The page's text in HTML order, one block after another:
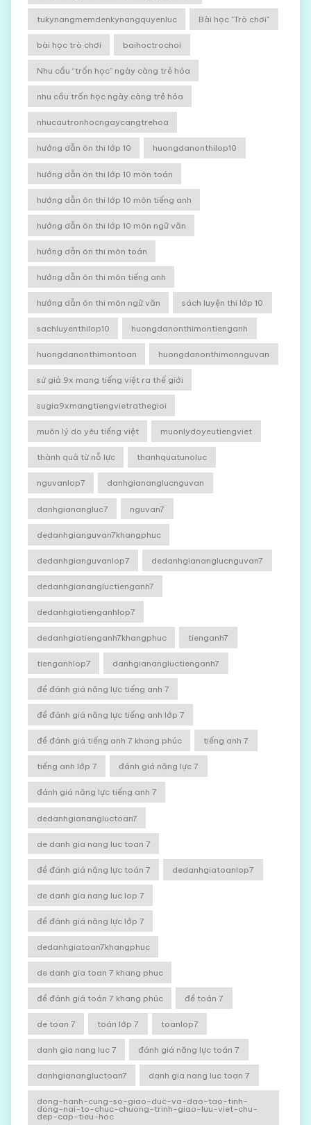
tukynangmemdenkynangquyenluc Bài học "Trò chơi"
bài học trò chơi baihoctrochoi
Nhu cầu “trốn học” ngày càng trẻ hóa
nhu cầu trốn học ngày càng trẻ hóa
nhucautronhocngaycangtrehoa
hướng dẫn ôn thi lớp 10 huongdanonthilop10
hướng dẫn ôn thi lớp 10 môn toán
hướng dẫn ôn thi lớp 10 môn tiếng anh
hướng dẫn ôn thi lớp 10 môn ngữ văn
hướng dẫn ôn thi môn toán
hướng dẫn ôn thi môn tiếng anh
hướng dẫn ôn thi môn ngữ văn sách luyện thi lớp 10
sachluyenthilop10 huongdanonthimontienganh
huongdanonthimontoan huongdanonthimonnguvan
sứ giả 9x mang tiếng việt ra thế giới
sugia9xmangtiengvietrathegioi
muôn lý do yêu tiếng việt muonlydoyeutiengviet
thành quả từ nỗ lực thanhquatunoluc
nguvanlop7 danhgiananglucnguvan
danhgianangluc7 nguvan7
dedanhgianguvan7khangphuc
dedanhgianguvanlop7 dedanhgiananglucnguvan7
dedanhgianangluctienganh7
dedanhgiatienganhlop7
dedanhgiatienganh7khangphuc tienganh7
tienganhlop7 danhgianangluctienganh7
đề đánh giá năng lực tiếng anh 7
đề đánh giá năng lực tiếng anh lớp 7
đề đánh giá tiếng anh 7 khang phúc tiếng anh 7
tiếng anh lớp 7 đánh giá năng lực 7
đánh giá năng lực tiếng anh 7
dedanhgianangluctoan7
de danh gia nang luc toan 7
đề đánh giá năng lực toán 7 dedanhgiatoanlop7
de danh gia nang luc lop 7
đề đánh giá năng lực lớp 7
dedanhgiatoan7khangphuc
de danh gia toan 7 khang phuc
đề đánh giá toán 7 khang phúc đề toán 7
de toan 7 toán lớp 7 toanlop7
danh gia nang luc 7 đánh giá năng lực toán 7
danhgianangluctoan7 danh gia nang luc toan 7
dong-hanh-cung-so-giao-duc-va-dao-tao-tinh-
dong-nai-to-chuc-chuong-trinh-giao-luu-viet-chu-
dep-cap-tieu-hoc